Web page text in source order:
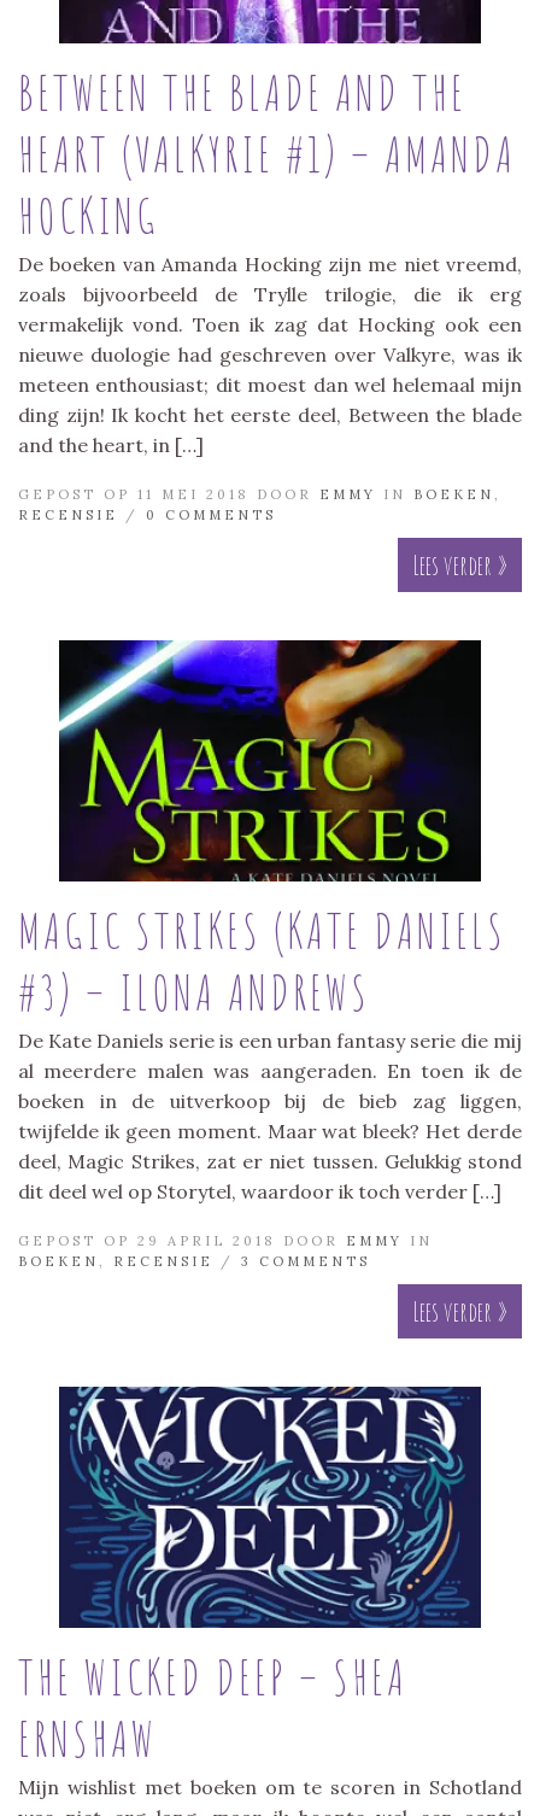
BETWEEN THE BLADE AND THE
HEART (VALKYRIE #1) – AMANDA
HOCKING
De boeken van Amanda Hocking zijn me niet vreemd,
zoals bijvoorbeeld de Trylle trilogie, die ik erg
vermakelijk vond. Toen ik zag dat Hocking ook een
nieuwe duologie had geschreven over Valkyre, was ik
meteen enthousiast; dit moest dan wel helemaal mijn
ding zijn! Ik kocht het eerste deel, Between the blade
and the heart, in […]
GEPOST OP 11 MEI 2018 DOOR EMMY IN BOEKEN
RECENSIE
/ 0 COMMENTS
Lees verder »
MAGIC STRIKES (KATE DANIELS
#3) – ILONA ANDREWS
De Kate Daniels serie is een urban fantasy serie die mij
al meerdere malen was aangeraden. En toen ik de
boeken in de uitverkoop bij de bieb zag liggen,
twijfelde ik geen moment. Maar wat bleek? Het derde
deel, Magic Strikes, zat er niet tussen. Gelukkig stond
dit deel wel op Storytel, waardoor ik toch verder […]
GEPOST OP 29 APRIL 2018 DOOR EMMY
IN
BOEKEN
RECENSIE / 3 COMMENTS
Lees verder »
THE WICKED DEEP – SHEA
ERNSHAW
Mijn wishlist met boeken om te scoren in Schotland